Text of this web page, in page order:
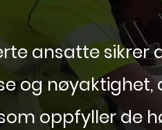
ansatte
og nøyaktighet,
oppfyller de